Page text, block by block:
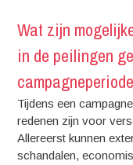
Wat zijn
in de peilingen
Tijdens een
redenen zijn voor
Allereerst kunnen
schandalen,